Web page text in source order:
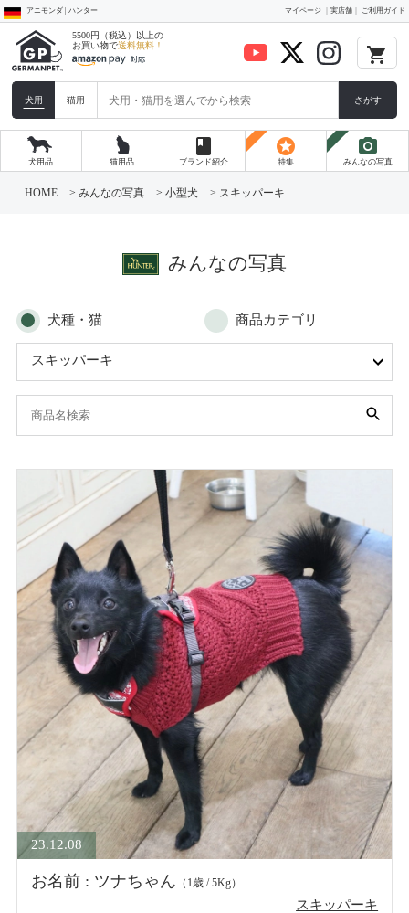
アニモンダ | ハンター マイページ 実店舗 ご利用ガイド
5500円（税込）以上の
お買い物で送料無料！ local_grocery_store
犬用 猫用 さがす
犬用品 猫用品
book
ブランド紹介
stars
特集
photo_camera
みんなの写真
HOME > みんなの写真 > 小型犬 > スキッパーキ
みんなの写真
犬種・猫 商品カテゴリ
スキッパーキ
23.12.08
お名前 : ツナちゃん （1歳 / 5Kg）
スキッパーキ